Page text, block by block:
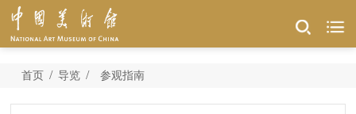
首页 / 导览 / 参观指南